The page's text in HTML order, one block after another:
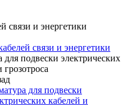
связи и энергетики
связи и энергетики
для подвески электрических
грозотроса
для подвески
кабелей и